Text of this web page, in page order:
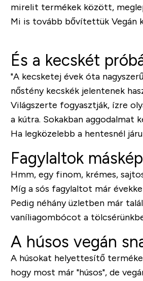
mirelit termékek között,
Mi is tovább bővítettük Vegán
És a kecskét
"A kecsketej évek óta
nőstény kecskék jelentenek
Világszerte fogyasztják, ízre
a kútra. Sokakban aggodalmat
Ha legközelebb a hentesnél
Fagylaltok
Hmm, egy finom, krémes,
Míg a sós fagylaltot már
Pedig néhány üzletben már
vaníliagombócot a
A húsos vegán
A húsokat helyettesítő
hogy most már "húsos", de